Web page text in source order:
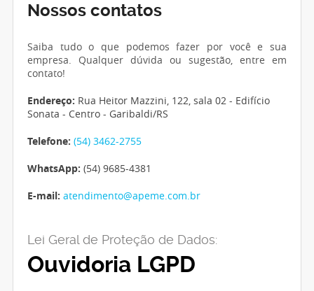
Nossos contatos
Saiba tudo o que podemos fazer por você e sua
empresa. Qualquer dúvida ou sugestão, entre em
contato!
Endereço: Rua Heitor Mazzini, 122, sala 02 - Edifício
Sonata - Centro - Garibaldi/RS
Telefone: (54) 3462-2755
WhatsApp: (54) 9685-4381
E-mail: atendimento@apeme.com.br
Lei Geral de Proteção de Dados:
Ouvidoria LGPD